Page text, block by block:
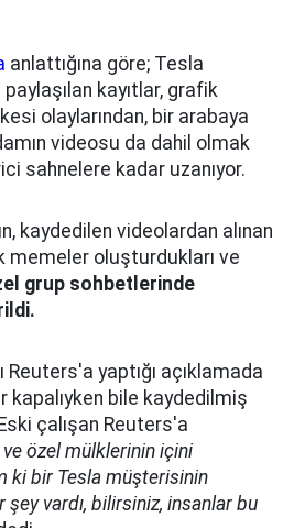
anlattığına göre; Tesla
paylaşılan kayıtlar, grafik
olaylarından, bir arabaya
videosu da dahil olmak
sahnelere kadar uzanıyor.
kaydedilen videolardan alınan
memeler oluşturdukları ve
grup sohbetlerinde
Reuters'a yaptığı açıklamada
kapalıyken bile kaydedilmiş
çalışan Reuters'a
ve özel mülklerinin içini
ki bir Tesla müşterisinin
şey vardı, bilirsiniz, insanlar bu